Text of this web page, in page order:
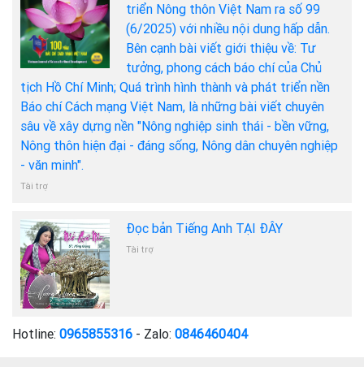
triển Nông thôn Việt Nam ra số 99
(6/2025) với nhiều nội dung hấp dẫn.
Bên cạnh bài viết giới thiệu về: Tư
tưởng, phong cách báo chí của Chủ
tịch Hồ Chí Minh; Quá trình hình thành và phát triển nền
Báo chí Cách mạng Việt Nam, là những bài viết chuyên
sâu về xây dựng nền "Nông nghiệp sinh thái - bền vững,
Nông thôn hiện đại - đáng sống, Nông dân chuyên nghiệp
- văn minh".
Tài trợ
Đọc bản Tiếng Anh TẠI ĐÂY
Tài trợ
Hotline: 0965855316 - Zalo: 0846460404